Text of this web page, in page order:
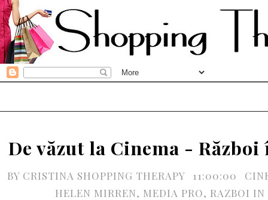
De văzut la Cinema -
BY CRISTINA SHOPPING THERAPY 11:00:00
HELEN MIRREN, MEDIA PRO, RAZBOI IN